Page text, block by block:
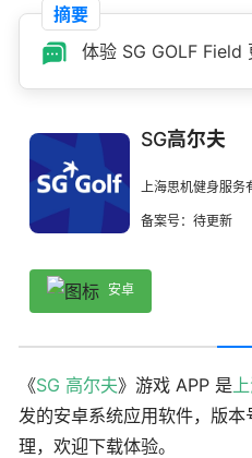
摘要
体验 SG GOLF Field
SG高尔夫
上海思机健身服务
备案号：待更新
安卓
《SG 高尔夫》游戏 APP 是
发的安卓系统应用软件，版
理，欢迎下载体验。